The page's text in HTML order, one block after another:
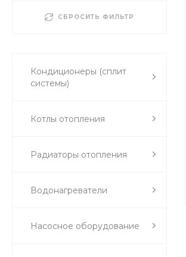
СБРОСИТЬ ФИЛЬТР
Кондиционеры (сплит
системы)
Котлы отопления
Радиаторы отопления
Водонагреватели
Насосное оборудование